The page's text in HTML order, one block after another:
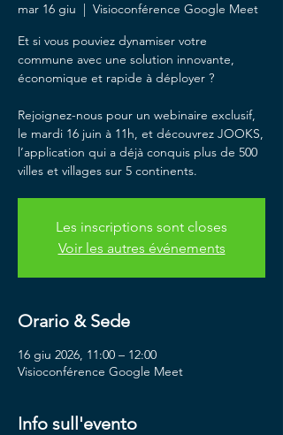
mar 16 giu
  |
Visioconférence Google Meet
Et si vous pouviez dynamiser votre
commune avec une solution innovante,
économique et rapide à déployer ?
Rejoignez-nous pour un webinaire exclusif,
le mardi 16 juin à 11h, et découvrez JOOKS,
l’application qui a déjà conquis plus de 500
villes et villages sur 5 continents.
Les inscriptions sont closes
Voir les autres événements
Orario & Sede
16 giu 2026, 11:00 – 12:00
Visioconférence Google Meet
Info sull'evento